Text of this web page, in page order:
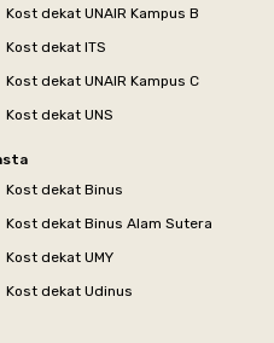
Kost dekat UNAIR Kampus B
Kost dekat ITS
Kost dekat UNAIR Kampus C
Kost dekat UNS
Kost dekat Binus
Kost dekat Binus Alam Sutera
Kost dekat UMY
Kost dekat Udinus